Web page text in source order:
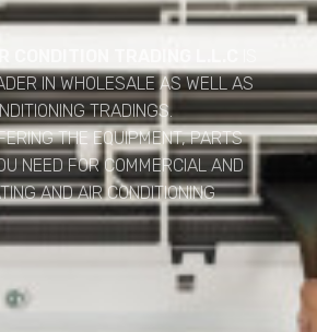
IN WHOLESALE AS WELL AS
TRADINGS.
THE EQUIPMENT, PARTS
NEED FOR COMMERCIAL AND
AND AIR CONDITIONING